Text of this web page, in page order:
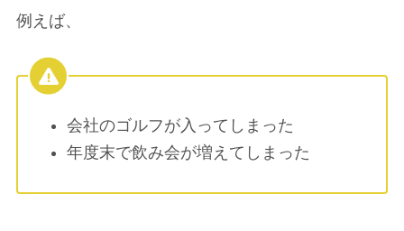
例えば、
会社のゴルフが入ってしまった
年度末で飲み会が増えてしまった